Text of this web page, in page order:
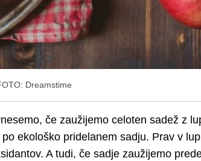
Dreamstime
če zaužijemo celoten sadež z
ekološko pridelanem sadju. Prav v
A tudi, če sadje zaužijemo